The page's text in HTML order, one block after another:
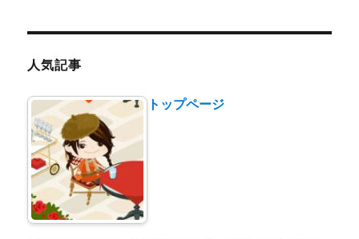
ー
人気記事
トップページ